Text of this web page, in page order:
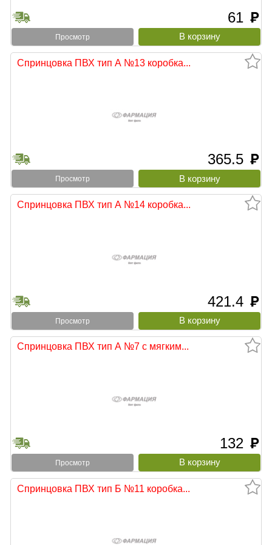
61 руб
Просмотр
Спринцовка ПВХ тип А №13 коробка...
365.5 руб
Просмотр
Спринцовка ПВХ тип А №14 коробка...
421.4 руб
Просмотр
Спринцовка ПВХ тип А №7 с мягким...
132 руб
Просмотр
Спринцовка ПВХ тип Б №11 коробка...